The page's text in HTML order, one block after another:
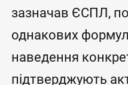
зазначав ЄСПЛ,
однакових
наведення
підтверджують